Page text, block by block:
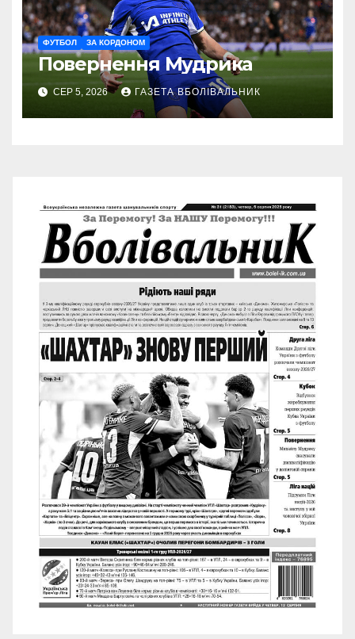
ФУТБОЛ ЗА КОРДОНОМ
Повернення Мудрика
СЕР 5, 2026 ГАЗЕТА ВБОЛІВАЛЬНИК